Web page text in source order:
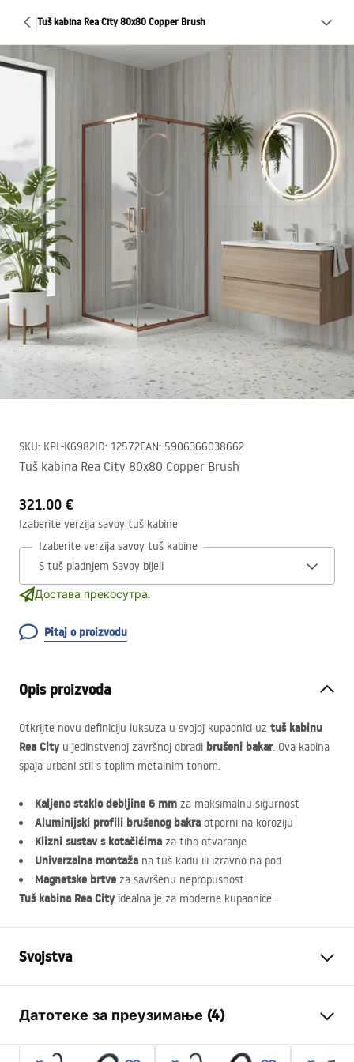
Tuš kabina Rea City 80x80 Copper Brush
SKU: KPL-K6982ID: 12572EAN: 5906366038662
Tuš kabina Rea City 80x80 Copper Brush
321.00 €
Izaberite verzija savoy tuš kabine
Izaberite verzija savoy tuš kabine
Достава прекосутра.
Pitaj o proizvodu
Opis proizvoda
Otkrijte novu definiciju luksuza u svojoj kupaonici uz tuš kabinu
Rea Cityu jedinstvenoj završnoj obradi brušeni bakar. Ova kabina
spaja urbani stil s toplim metalnim tonom.
Kaljeno staklo debljine 6 mm za maksimalnu sigurnost
Aluminijski profili brušenog bakra otporni na koroziju
Klizni sustav s kotačićima za tiho otvaranje
Univerzalna montaža na tuš kadu ili izravno na pod
Magnetske brtve za savršenu nepropusnost
Tuš kabina Rea Cityidealna je za moderne kupaonice.
Svojstva
stijenka)
Boja
Miedź szczotkowana
Датотеке за преузимање (4)